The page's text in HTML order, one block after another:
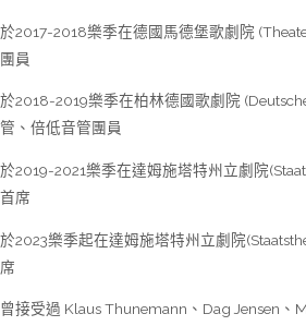
於2017-2018樂季在德國馬德堡歌劇院
團員
於2018-2019樂季在柏林德國歌劇院
管、倍低音管團員
於2019-2021樂季在達姆施塔特州立劇院
首席
於2023樂季起在達姆施塔特州立劇院
席
曾接受過 Klaus Thunemann 、 Dag Jensen 、